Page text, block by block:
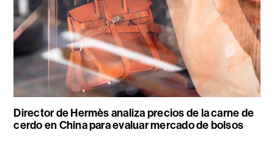
Director de Hermès analiza precios de la carne de
cerdo en China para evaluar mercado de bolsos